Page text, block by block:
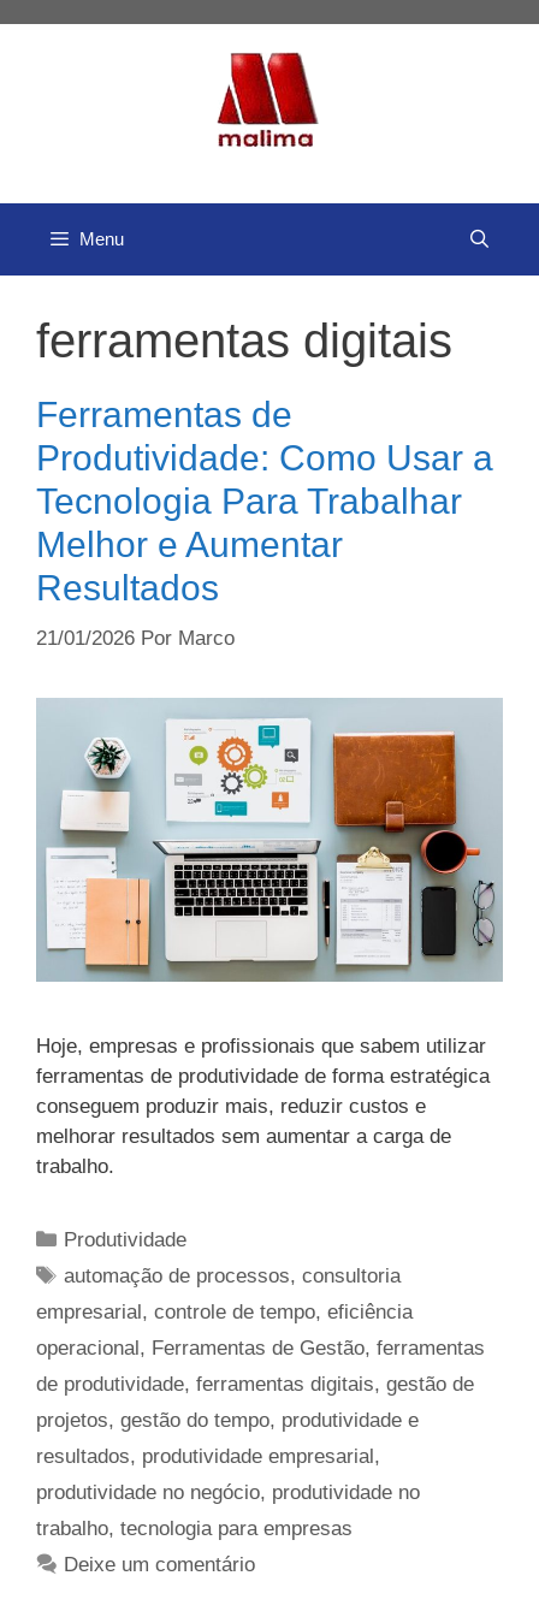
Menu
ferramentas digitais
Ferramentas de
Produtividade: Como Usar a
Tecnologia Para Trabalhar
Melhor e Aumentar
Resultados
21/01/2026 Por Marco
Hoje, empresas e profissionais que sabem utilizar
ferramentas de produtividade de forma estratégica
conseguem produzir mais, reduzir custos e
melhorar resultados sem aumentar a carga de
trabalho.
Categorias
Produtividade
Tags
automação de processos,consultoria
empresarial, controle de tempo, eficiência
operacional, Ferramentas de Gestão, ferramentas
de produtividade, ferramentas digitais, gestão de
projetos, gestão do tempo, produtividade e
resultados, produtividade empresarial,
produtividade no negócio, produtividade no
trabalho, tecnologia para empresas
Deixe um comentário